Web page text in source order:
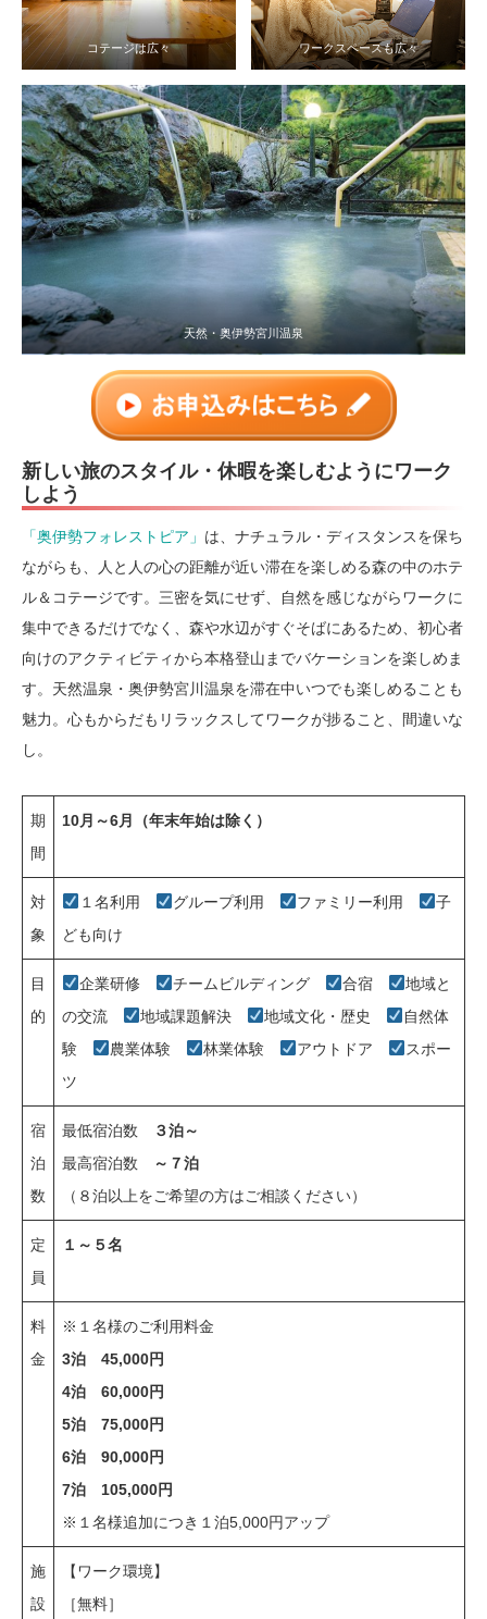
コテージは広々 ワークスペースも広々
天然・奥伊勢宮川温泉
新しい旅のスタイル・休暇を楽しむようにワーク
しよう
「奥伊勢フォレストピア」 は、ナチュラル・ディスタンスを保ち
ながらも、人と人の心の距離が近い滞在を楽しめる森の中のホテ
ル＆コテージです。三密を気にせず、自然を感じながらワークに
集中できるだけでなく、森や水辺がすぐそばにあるため、初心者
向けのアクティビティから本格登山までバケーションを楽しめま
す。天然温泉・奥伊勢宮川温泉を滞在中いつでも楽しめることも
魅力。心もからだもリラックスしてワークが捗ること、間違いな
し。
期
間
10月～6月（年末年始は除く）
対
象
１名利用 グループ利用 ファミリー利用
子
ども向け
目
的
企業研修 チームビルディング 合宿
地域と
の交流
地域課題解決 地域文化・歴史
自然体
験
農業体験 林業体験 アウトドア
スポー
ツ
宿
泊
数
最低宿泊数
３泊～
最高宿泊数
～７泊
（８泊以上をご希望の方はご相談ください）
定
員
１～５名
料
金
※１名様のご利用料金
3泊 45,000円
4泊 60,000円
5泊 75,000円
6泊 90,000円
7泊 105,000円
※１名様追加につき１泊5,000円アップ
施
設
【ワーク環境】
［無料］